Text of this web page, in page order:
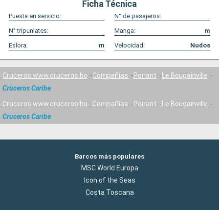
Ficha Técnica
Puesta en servicio:
N° de pasajeros:
N° tripunlates:
Manga:
m
Eslora:
m Velocidad: Nudos
Cruceros www.cruceros.bo Compañías Ponant
Le Bougainville
Cruceros Caribe
Cruceros www.cruceros.bo Compañías Ponant
Le Bougainville
Cruceros Caribe
Barcos más populares
MSC World Europa
Icon of the Seas
Costa Toscana